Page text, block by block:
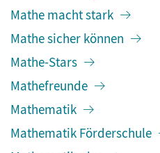
Mathe macht stark
Mathe sicher können
Mathe-Stars
Mathefreunde
Mathematik
Mathematik Förderschule